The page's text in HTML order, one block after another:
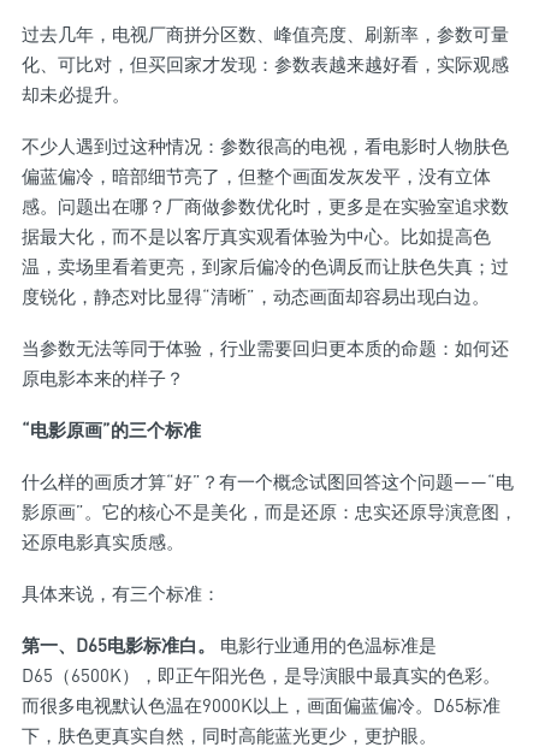
过去几年，电视厂商拼分区数、峰值亮度、刷新率，参数可量
化、可比对，但买回家才发现：参数表越来越好看，实际观感
却未必提升。
不少人遇到过这种情况：参数很高的电视，看电影时人物肤色
偏蓝偏冷，暗部细节亮了，但整个画面发灰发平，没有立体
感。问题出在哪？厂商做参数优化时，更多是在实验室追求数
据最大化，而不是以客厅真实观看体验为中心。比如提高色
温，卖场里看着更亮，到家后偏冷的色调反而让肤色失真；过
度锐化，静态对比显得“清晰”，动态画面却容易出现白边。
当参数无法等同于体验，行业需要回归更本质的命题：如何还
原电影本来的样子？
“电影原画”的三个标准
什么样的画质才算“好”？有一个概念试图回答这个问题——“电
影原画”。它的核心不是美化，而是还原：忠实还原导演意图，
还原电影真实质感。
具体来说，有三个标准：
第一、D65电影标准白。
电影行业通用的色温标准是
D65（6500K），即正午阳光色，是导演眼中最真实的色彩。
而很多电视默认色温在9000K以上，画面偏蓝偏冷。D65标准
下，肤色更真实自然，同时高能蓝光更少，更护眼。